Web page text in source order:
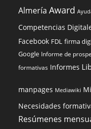
Almería Award
Competencias
Facebook FDL firma
Google Informe de
formativas Informes
manpages Mediawiki
Necesidades
Resúmenes